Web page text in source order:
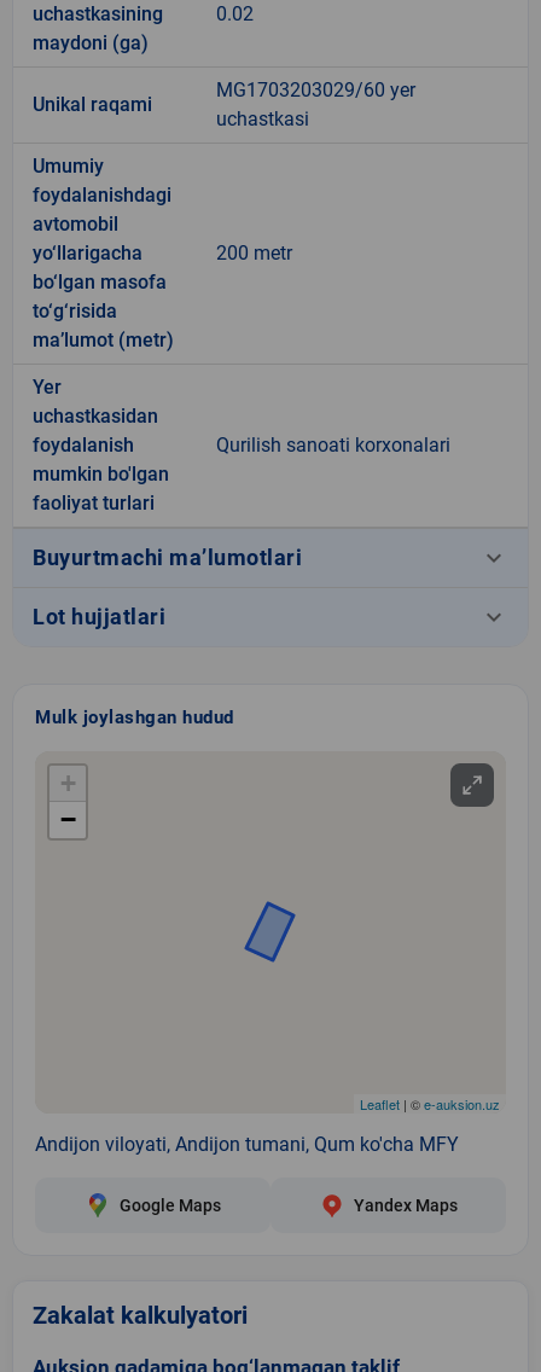
uchastkasining
maydoni (ga)
0.02
Unikal raqami
MG1703203029/60 yer
uchastkasi
Umumiy
foydalanishdagi
avtomobil
yo‘llarigacha
bo‘lgan masofa
to‘g‘risida
ma’lumot (metr)
200 metr
Yer
uchastkasidan
foydalanish
mumkin bo'lgan
faoliyat turlari
Qurilish sanoati korxonalari
Buyurtmachi ma’lumotlari keyboard_arrow_down
Lot hujjatlari keyboard_arrow_down
Mulk joylashgan hudud
+
−
Leaflet | ©e-auksion.uz
Andijon viloyati, Andijon tumani, Qum ko'cha MFY
Google Maps Yandex Maps
Zakalat kalkulyatori
Auksion qadamiga bog‘lanmagan taklif